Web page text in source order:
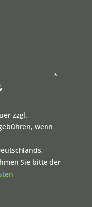
*
zzgl.
wenn
Sie bitte der